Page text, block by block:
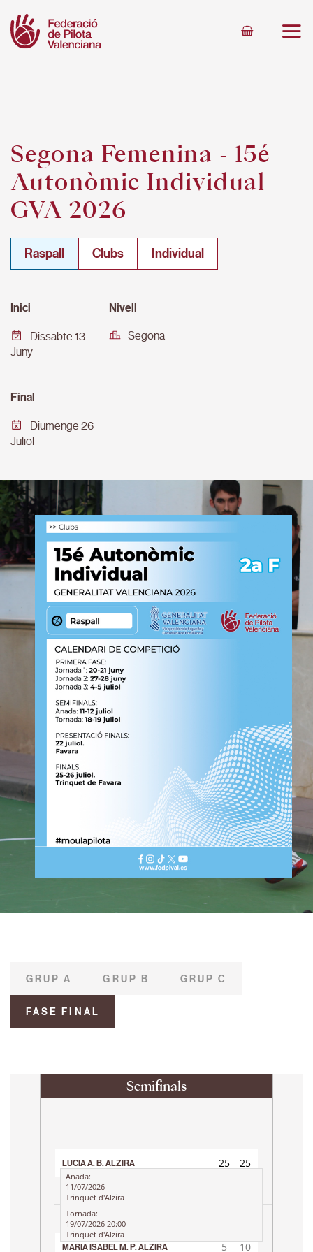
content
Segona Femenina - 15é
Autonòmic Individual
GVA 2026
Raspall Clubs Individual
Inici
Dissabte 13
Juny
Nivell
Segona
Final
Diumenge 26
Juliol
GRUP A GRUP B GRUP C
FASE FINAL
Semifinals
LUCIA A. B. ALZIRA
25
25
MARIA ISABEL M. P. ALZIRA 5 10
Anada:
11/07/2026
Trinquet d'Alzira
Tornada:
19/07/2026 20:00
Trinquet d'Alzira